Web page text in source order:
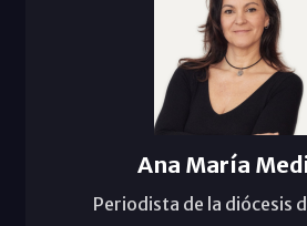
Ana María
Periodista de la diócesis